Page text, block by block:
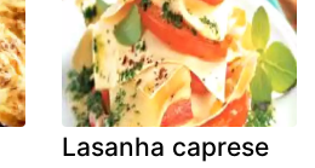
Lasanha caprese